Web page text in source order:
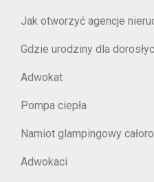
Jak otworzyć agencje
Gdzie urodziny dla
Adwokat
Pompa ciepła
Namiot glampingowy
Adwokaci